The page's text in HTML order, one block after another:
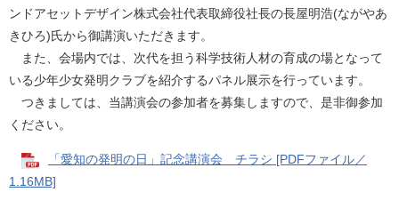
ンドアセットデザイン株式会社代表取締役社長の長屋明浩(ながやあ
きひろ)氏から御講演いただきます。
また、会場内では、次代を担う科学技術人材の育成の場となって
いる少年少女発明クラブを紹介するパネル展示を行っています。
つきましては、当講演会の参加者を募集しますので、是非御参加
ください。
「愛知の発明の日」記念講演会 チラシ [PDFファイル／
1.16MB]